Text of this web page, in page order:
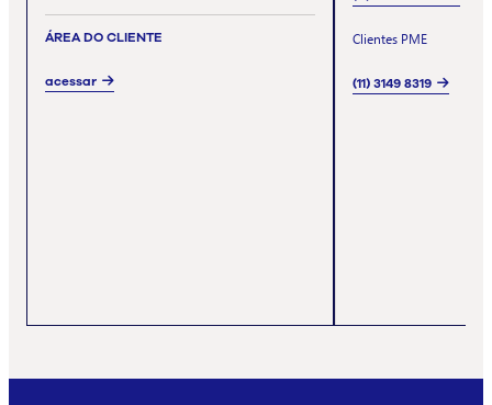
ÁREA DO CLIENTE
acessar
Clientes PME
(11) 3149 8319